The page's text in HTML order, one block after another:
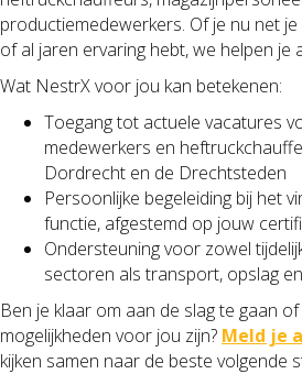
productiemedewerkers. Of je nu net
of al jaren ervaring hebt, we helpen je
Wat NestrX voor jou kan betekenen:
Toegang tot actuele vacatures
medewerkers en
Dordrecht en de Drechtsteden
Persoonlijke begeleiding bij het
functie, afgestemd op jouw
Ondersteuning voor zowel
sectoren als transport, opslag
Ben je klaar om aan de slag te gaan
mogelijkheden voor jou zijn? Meld je
kijken samen naar de beste volgende